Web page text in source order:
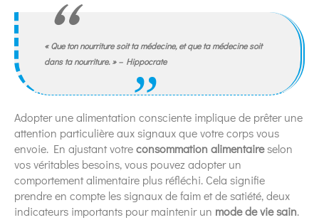
« Que tonnourrituresoit tamédecine, et que tamédecinesoit
dans tanourriture. » – Hippocrate
Adopter une alimentation consciente implique de prêter une
attention particulière aux signaux que votre corps vous
envoie. En ajustant votreconsommation alimentaireselon
vos véritables besoins, vous pouvez adopter un
comportement alimentaire plus réfléchi. Cela signifie
prendre en compte les signaux de faim et de satiété, deux
indicateurs importants pour maintenir un mode de vie sain.